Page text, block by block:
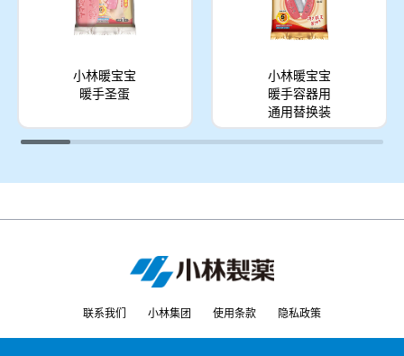
小林暖宝宝
暖手圣蛋
小林暖宝宝
暖手容器用
通用替换装
联系我们 小林集团 使用条款 隐私政策